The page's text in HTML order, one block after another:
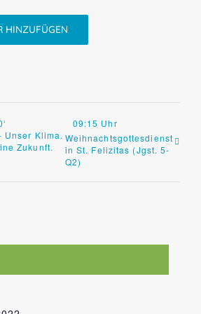
HINZUFÜGEN
Unser Klima.
Zukunft.
09:15 Uhr
Weihnachtsgottesdienst
in St. Felizitas (Jgst. 5-
Q2)